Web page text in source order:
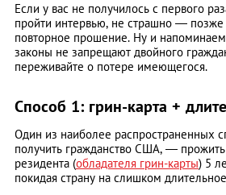
Если у вас не получилось с первого
пройти интервью, не страшно —
повторное прошение. Ну и
законы не запрещают двойного
переживайте о потере имеющегося.
Способ 1: грин-карта +
Один из наиболее распространенных
получить гражданство США, — прожить
резидента (обладателя грин-карты) 5
покидая страну на слишком